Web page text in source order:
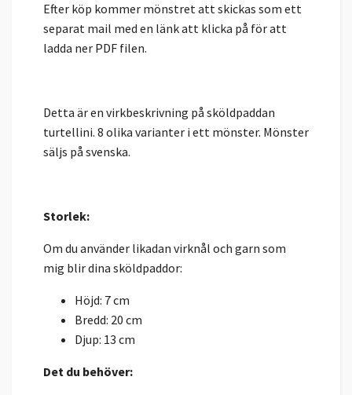
Efter köp kommer mönstret att skickas som ett
separat mail med en länk att klicka på för att
ladda ner PDF filen.
Detta är en virkbeskrivning på sköldpaddan
turtellini. 8 olika varianter i ett mönster. Mönster
säljs på svenska.
Storlek:
Om du använder likadan virknål och garn som
mig blir dina sköldpaddor:
Höjd: 7 cm
Bredd: 20 cm
Djup: 13 cm
Det du behöver: